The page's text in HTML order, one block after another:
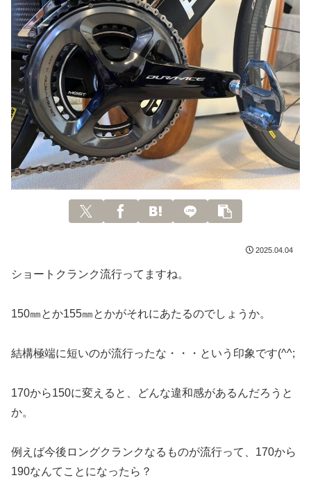
2025.04.04
ショートクランク流行ってますね。
150㎜とか155㎜とかがそれにあたるのでしょうか。
結構極端に短いのが流行ったな・・・という印象です(^^;
170から150に変えると、どんな違和感があるんだろうと
か。
例えば今後ロングクランクなるものが流行って、170から
190なんてことになったら？